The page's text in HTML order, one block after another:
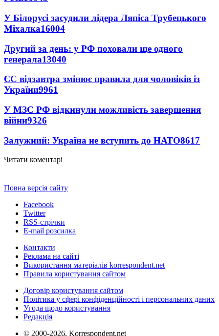
У Білорусі засудили лідера Ляпіса Трубецького
Міхалка16004
Другий за день: у РФ поховали ще одного
генерала13040
ЄС відзавтра змінює правила для чоловіків із
України9961
У МЗС РФ відкинули можливість завершення
війни9326
Залужний: Україна не вступить до НАТО8617
Читати коментарі
Повна версія сайту
Facebook
Twitter
RSS-стрічки
E-mail розсилка
Контакти
Реклама на сайті
Використання матеріалів korrespondent.net
Правила користування сайтом
Договір користування сайтом
Політика у сфері конфіденційності і персональних даних
Угода щодо користування
Редакція
© 2000-2026, Korrespondent.net